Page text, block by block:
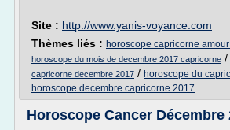
Site : http://www.yanis-voyance.com
Thèmes liés : horoscope capricorne
horoscope du mois de decembre 2017 capricorne /
capricorne decembre 2017 / horoscope du
horoscope decembre capricorne 2017
Horoscope Cancer Décembre